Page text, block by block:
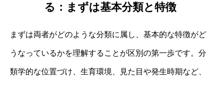
る：まずは基本分類と特徴
まずは両者がどのような分類に属し、基本的な特徴がど
うなっているかを理解することが区別の第一歩です。分
類学的な位置づけ、生育環境、見た目や発生時期など、